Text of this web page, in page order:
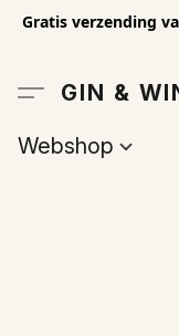
Gratis verzending
GIN &
Webshop